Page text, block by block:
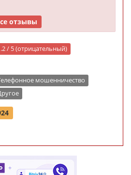
отзывы
/ 5 (отрицательный)
мошенничество